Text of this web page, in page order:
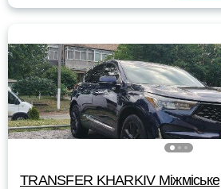
TRANSFER KHARKIV Міжміське